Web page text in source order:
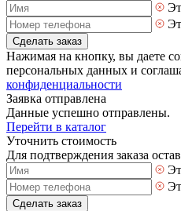
Сделать заказ
Нажимая на кнопку, вы даете
персональных данных и
конфиденциальности
Заявка отправлена
Данные успешно отправлены.
Перейти в каталог
Уточнить стоимость
Для подтверждения заказа
Сделать заказ